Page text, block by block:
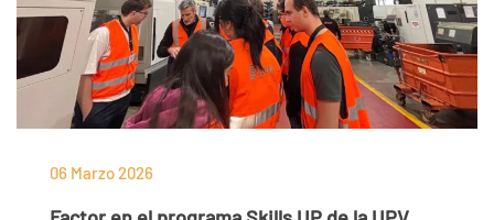
06 Marzo 2026